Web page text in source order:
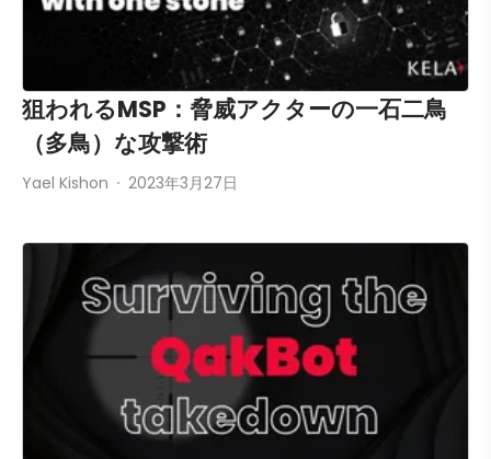
狙われるMSP：脅威アクターの一石二鳥
（多鳥）な攻撃術
Yael Kishon 2023年3月27日